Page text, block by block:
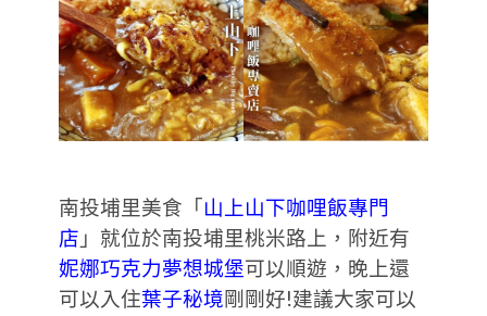
南投埔里美食「山上山下咖哩飯專門
店 」就位於南投埔里桃米路上，附近有
妮娜巧克力夢想城堡可以順遊，晚上還
可以入住葉子秘境剛剛好!建議大家可以